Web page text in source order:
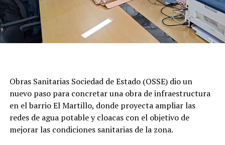
Obras Sanitarias Sociedad de Estado (OSSE) dio un
nuevo paso para concretar una obra de infraestructura
en el barrio El Martillo, donde proyecta ampliar las
redes de agua potable y cloacas con el objetivo de
mejorar las condiciones sanitarias de la zona.